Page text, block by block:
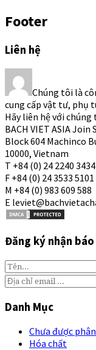
Footer
Liên hệ
Chúng tôi là
cung cấp vật tư, phụ
Hãy liên hệ với chúng
BACH VIET ASIA Join
Block 604 Machinco
10000, Vietnam
T +84 (0) 24 2240 3434
F +84 (0) 24 3533 5101
M +84 (0) 983 609 588
E
Đăng ký nhận
Danh Mục
Chưa được
Hóa chất